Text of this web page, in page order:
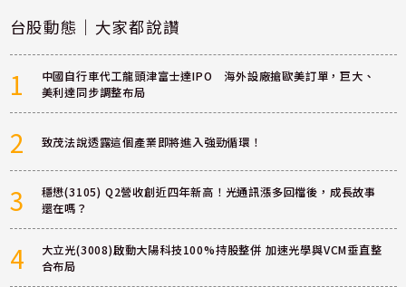
台股動態｜大家都說讚
1
中國自行車代工龍頭津富士達IPO 海外設廠搶歐美訂單，巨大、
美利達同步調整布局
2 致茂法說透露這個產業即將進入強勁循環！
3
穩懋(3105) Q2營收創近四年新高！光通訊漲多回檔後，成長故事
還在嗎？
4
大立光(3008)啟動大陽科技100%持股整併 加速光學與VCM垂直整
合布局